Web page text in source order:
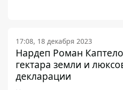
17:08, 18 декабря 2023
Нардеп Роман
гектара земли и
декларации